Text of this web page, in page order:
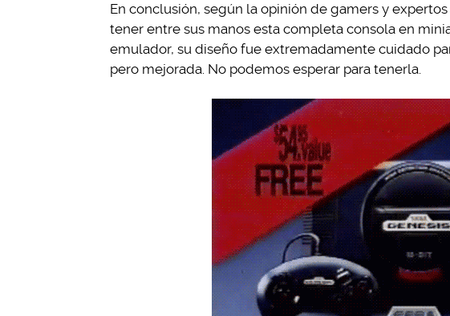
En conclusión, según la opinión de gamers y
tener entre sus manos esta completa consola en
emulador, su diseño fue extremadamente cuidado
pero mejorada. No podemos esperar para tenerla.